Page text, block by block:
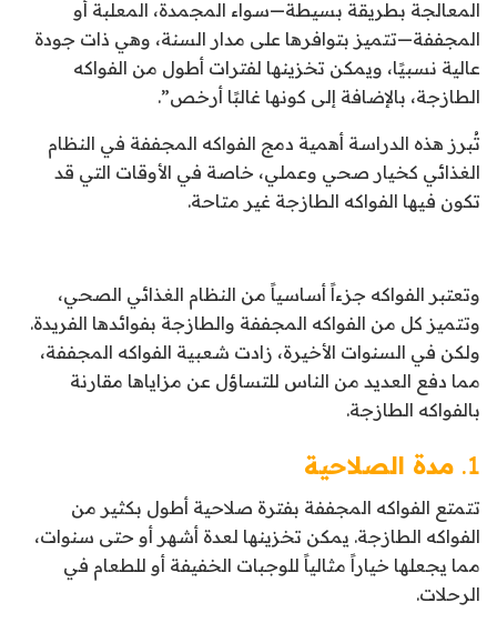
المعالجة بطريقة بسيطة—سواء المجمدة، المعلبة أو
المجففة—تتميز بتوافرها على مدار السنة، وهي ذات جودة
عالية نسبيًا، ويمكن تخزينها لفترات أطول من الفواكه
الطازجة، بالإضافة إلى كونها غالبًا أرخص”.
تُبرز هذه الدراسة أهمية دمج الفواكه المجففة في النظام
الغذائي كخيار صحي وعملي، خاصة في الأوقات التي قد
تكون فيها الفواكه الطازجة غير متاحة.
وتعتبر الفواكه جزءاً أساسياً من النظام الغذائي الصحي،
وتتميز كل من الفواكه المجففة والطازجة بفوائدها الفريدة.
ولكن في السنوات الأخيرة، زادت شعبية الفواكه المجففة،
مما دفع العديد من الناس للتساؤل عن مزاياها مقارنة
بالفواكه الطازجة.
1. مدة الصلاحية
تتمتع الفواكه المجففة بفترة صلاحية أطول بكثير من
الفواكه الطازجة. يمكن تخزينها لعدة أشهر أو حتى سنوات،
مما يجعلها خياراً مثالياً للوجبات الخفيفة أو للطعام في
الرحلات.